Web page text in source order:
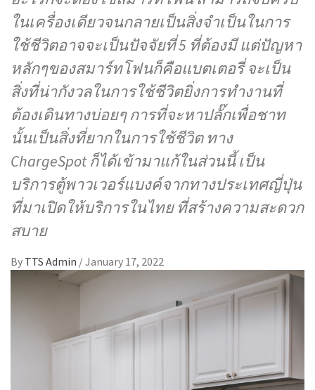
ในเครื่องเดียวจนกลายเป็นสิ่งจำเป็นในการ
ใช้ชีวิตอาจจะเป็นปัจจัยที่ 5 ที่ต้องมี แต่ปัญหา
หลักๆของสมาร์ทโฟนก็คือแบตเตอรี่ จะเป็น
สิ่งที่น่ากังวลในการใช้ชีวิตยิ่งการทำงานที่
ต้องเดินทางบ่อยๆ การที่จะหาปลั๊กเพื่อชาท
นั้นเป็นสิ่งที่ยากในการใช้ชีวิต ทาง
ChargeSpot ก็ได้เข้ามาแก้ในส่วนนี้ เป็น
บริการตู้พาวเวอร์แบงค์จากทางประเทศญี่ปุ่น
ที่มาเปิดให้บริการในไทย ที่สร้างความสะดวก
สบาย
By TTS Admin /January 17, 2022